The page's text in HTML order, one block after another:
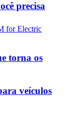
precisa
torna os
veículos